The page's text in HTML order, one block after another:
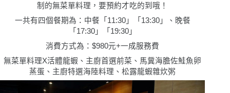
制的無菜單料理，要預約才吃的到哦！
一共有四個餐期為 ： 中餐「11:30」「13:30」、晚餐
「17:30」「19:30」
消費方式為：$980元+一成服務費
無菜單料理X活體龍蝦、主廚首選前菜、馬糞海膽佐鮭魚卵
蒸蛋、主廚特選海陸料理、松露龍蝦雜炊粥